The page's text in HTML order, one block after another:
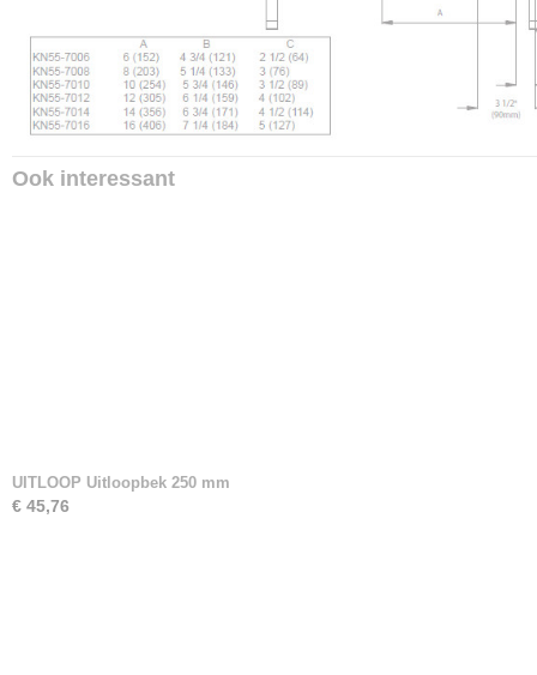
Ook interessant
UITLOOP Uitloopbek 250 mm
€ 45,76